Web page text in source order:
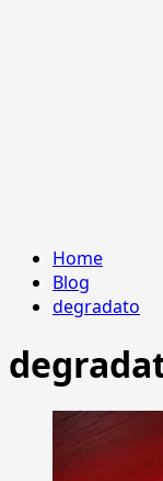
Home
Blog
degradato